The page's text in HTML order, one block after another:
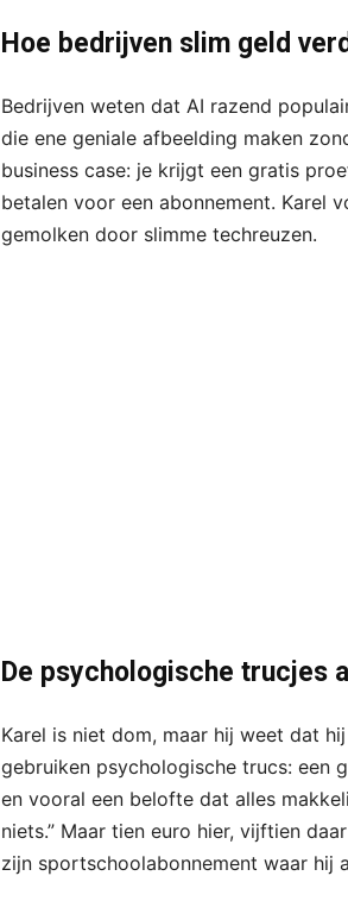
Hoe bedrijven slim geld
Bedrijven weten dat AI razend
die ene geniale afbeelding maken
business case: je krijgt een gratis
betalen voor een abonnement. Karel
gemolken door slimme techreuzen.
De psychologische trucjes
Karel is niet dom, maar hij weet dat
gebruiken psychologische trucs: een
en vooral een belofte dat alles
niets.” Maar tien euro hier, vijftien
zijn sportschoolabonnement waar hij